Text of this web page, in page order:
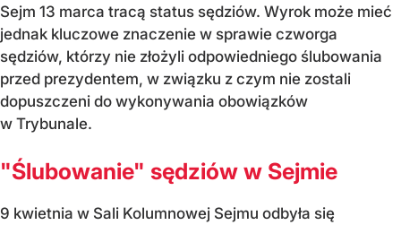
Sejm 13 marca tracą status sędziów. Wyrok może mieć
jednak kluczowe znaczenie w sprawie czworga
sędziów, którzy nie złożyli odpowiedniego ślubowania
przed prezydentem, w związku z czym nie zostali
dopuszczeni do wykonywania obowiązków
w Trybunale.
"Ślubowanie" sędziów w Sejmie
9 kwietnia w Sali Kolumnowej Sejmu odbyła się